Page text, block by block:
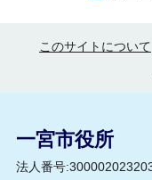
このサイトについて
一宮市役所
法人番号